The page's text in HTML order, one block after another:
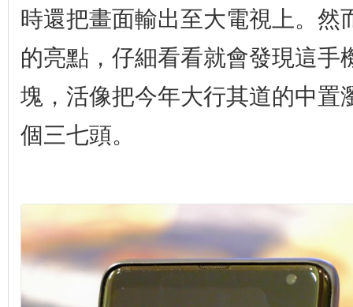
時還把畫面輸出至大電視上。然
的亮點，仔細看看就會發現這手
塊，活像把今年大行其道的中置
個三七頭。
i
w
m